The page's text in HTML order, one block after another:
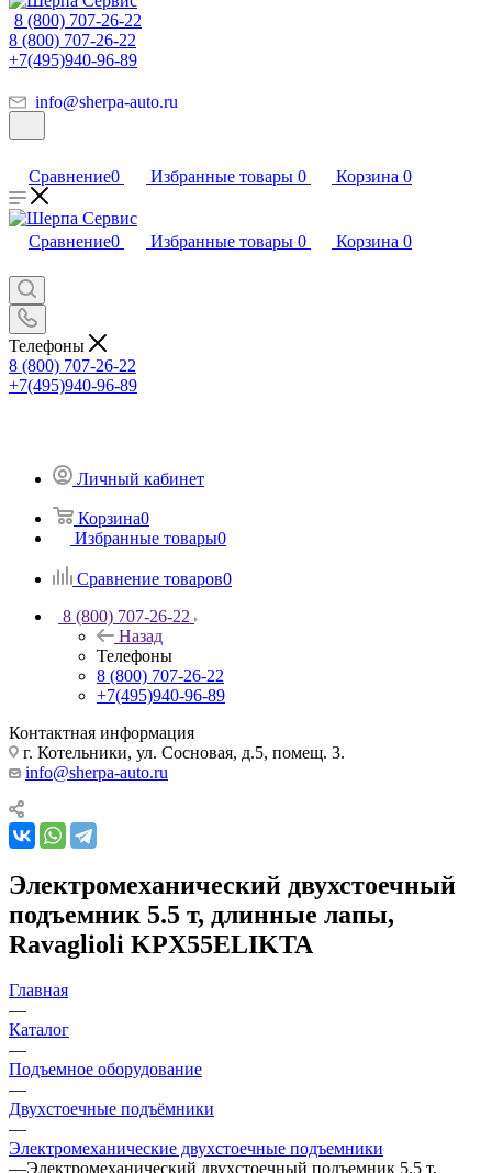
8 (800) 707-26-22
8 (800) 707-26-22
+7(495)940-96-89
info@sherpa-auto.ru
Сравнение0 Избранные товары 0 Корзина 0
Сравнение0 Избранные товары 0 Корзина 0
Телефоны
8 (800) 707-26-22
+7(495)940-96-89
Личный кабинет
Корзина0
Избранные товары0
Сравнение товаров0
8 (800) 707-26-22
Назад
Телефоны
8 (800) 707-26-22
+7(495)940-96-89
Контактная информация
г. Котельники, ул. Сосновая, д.5, помещ. 3.
info@sherpa-auto.ru
Электромеханический двухстоечный
подъемник 5.5 т, длинные лапы,
Ravaglioli KPX55ELIKTA
Главная
—
Каталог
—
Подъемное оборудование
—
Двухстоечные подъёмники
—
Электромеханические двухстоечные подъемники
—Электромеханический двухстоечный подъемник 5.5 т,